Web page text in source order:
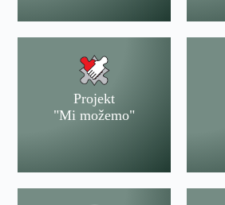
Projekt
"Mi možemo"